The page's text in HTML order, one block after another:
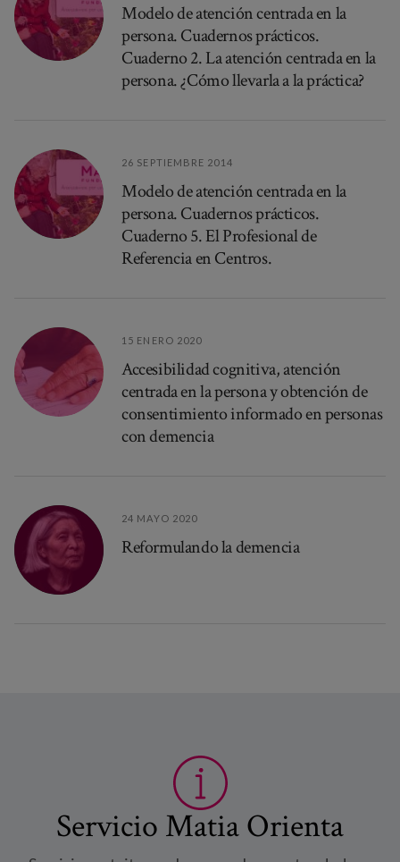
Modelo de atención centrada en la
persona. Cuadernos prácticos.
Cuaderno 2. La atención centrada en la
persona. ¿Cómo llevarla a la práctica?
26 SEPTIEMBRE 2014
Modelo de atención centrada en la
persona. Cuadernos prácticos.
Cuaderno 5. El Profesional de
Referencia en Centros.
15 ENERO 2020
Accesibilidad cognitiva, atención
centrada en la persona y obtención de
consentimiento informado en personas
con demencia
24 MAYO 2020
Reformulando la demencia
Servicio Matia Orienta